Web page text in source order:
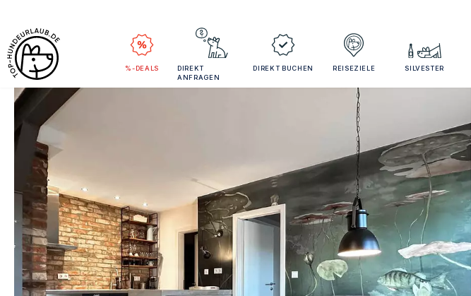
%-DEALS
DIREKT
ANFRAGEN
DIREKT BUCHEN REISEZIELE SILVESTER